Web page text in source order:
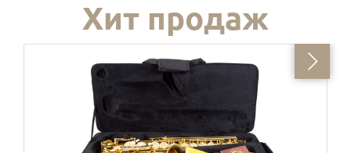
Хит продаж